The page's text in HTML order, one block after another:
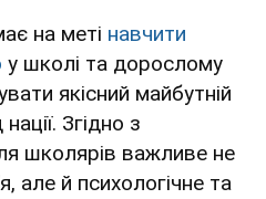
на меті навчити
у школі та дорослому
якісний майбутній
Згідно з
школярів важливе не
але й психологічне та